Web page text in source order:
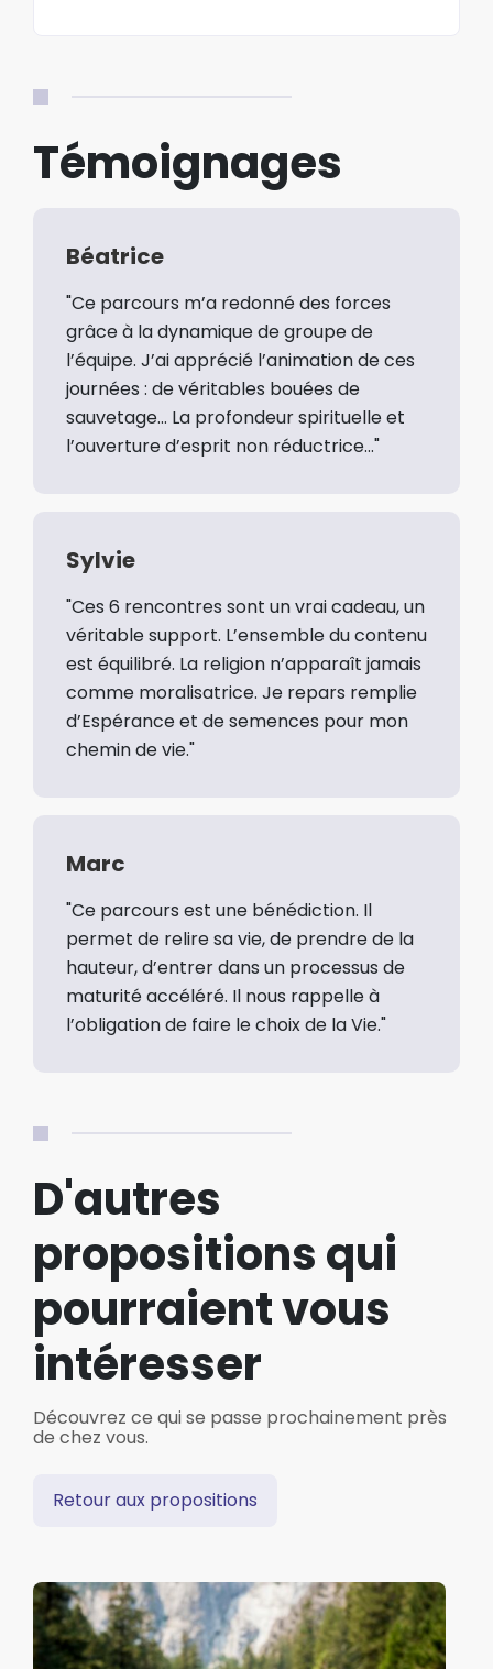
Témoignages
Béatrice
"Ce parcours m’a redonné des forces
grâce à la dynamique de groupe de
l’équipe. J’ai apprécié l’animation de ces
journées : de véritables bouées de
sauvetage... La profondeur spirituelle et
l’ouverture d’esprit non réductrice..."
Sylvie
"Ces 6 rencontres sont un vrai cadeau, un
véritable support. L’ensemble du contenu
est équilibré. La religion n’apparaît jamais
comme moralisatrice. Je repars remplie
d’Espérance et de semences pour mon
chemin de vie."
Marc
"Ce parcours est une bénédiction. Il
permet de relire sa vie, de prendre de la
hauteur, d’entrer dans un processus de
maturité accéléré. Il nous rappelle à
l’obligation de faire le choix de la Vie."
D'autres
propositions qui
pourraient vous
intéresser
Découvrez ce qui se passe prochainement près
de chez vous.
Retour aux propositions